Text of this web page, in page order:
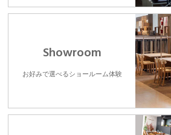
Showroom
お好みで選べるショールーム体験